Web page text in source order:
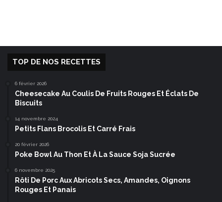
TOP DE NOS RECETTES
6 février 2026
Cheesecake Au Coulis De Fruits Rouges Et Éclats De
Biscuits
14 novembre 2024
Petits Flans Brocolis Et Carré Frais
20 février 2026
Poke Bowl Au Thon Et À La Sauce Soja Sucrée
6 novembre 2025
Rôti De Porc Aux Abricots Secs, Amandes, Oignons
Rouges Et Panais